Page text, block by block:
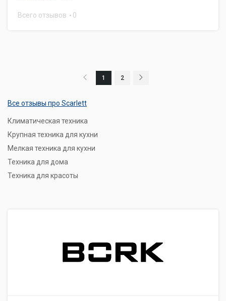
Всего отзывов 0
1 2
Все отзывы про Scarlett
Климатическая техника
Крупная техника для кухни
Мелкая техника для кухни
Техника для дома
Техника для красоты